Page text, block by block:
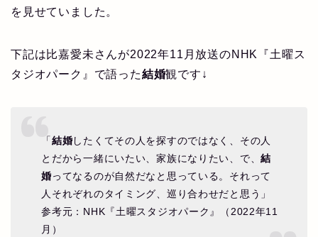
を見せていました。
下記は比嘉愛未さんが2022年11月放送のNHK『土曜ス
タジオパーク』で語った結婚観です↓
「結婚したくてその人を探すのではなく、その人
とだから一緒にいたい、家族になりたい、で、結
婚ってなるのが自然だなと思っている。それって
人それぞれのタイミング、巡り合わせだと思う」
参考元：NHK『土曜スタジオパーク』（2022年11
月）